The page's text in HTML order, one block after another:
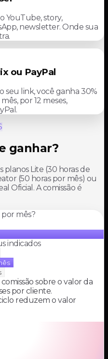
YouTube, story,
newsletter. Onde sua
ou PayPal
seu link, você ganha 30%
por 12 meses,
ganhar?
planos Lite (30 horas de
(50 horas por mês) ou
Oficial. A comissão é
mês?
indicados
sobre o valor da
por cliente.
reduzem o valor